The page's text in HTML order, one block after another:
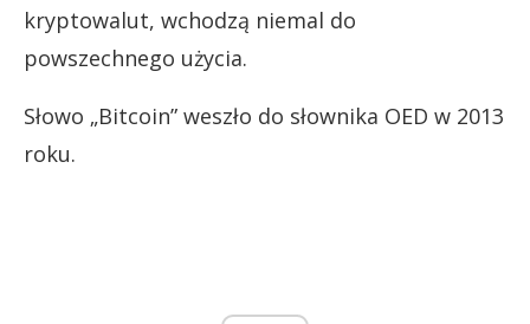
kryptowalut, wchodzą niemal do
powszechnego użycia.
Słowo „Bitcoin” weszło do słownika OED w 2013
roku.